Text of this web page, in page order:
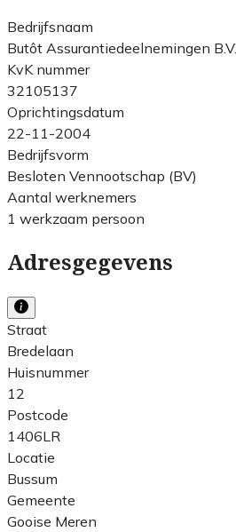
Bedrijfsnaam
Butôt Assurantiedeelnemingen B.V.
KvK nummer
32105137
Oprichtingsdatum
22-11-2004
Bedrijfsvorm
Besloten Vennootschap (BV)
Aantal werknemers
1 werkzaam persoon
Adresgegevens
Straat
Bredelaan
Huisnummer
12
Postcode
1406LR
Locatie
Bussum
Gemeente
Gooise Meren